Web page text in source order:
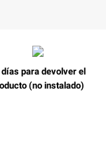
días para devolver el
(no instalado)